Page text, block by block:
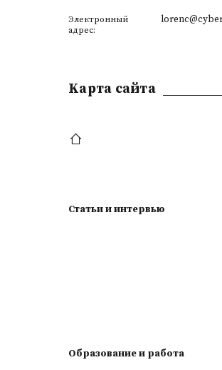
Электронный
адрес:
Kарта сайта
Статьи и интервью
Образование и работа